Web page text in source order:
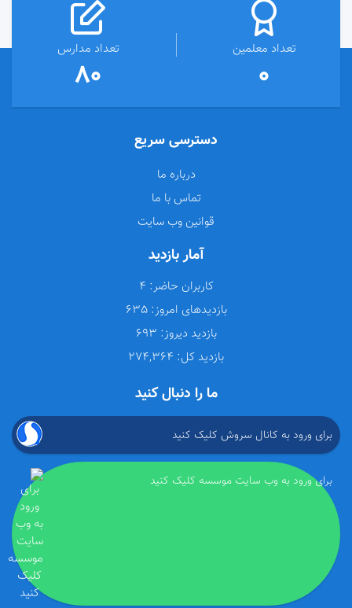
تعداد معلمین
0
تعداد مدارس
80
دسترسی سریع
درباره ما
تماس با ما
قوانین وب سایت
آمار بازدید
کاربران حاضر:
بازدیدهای امروز: 635
بازدید دیروز:
بازدید کل:
ما را دنبال کنید
برای ورود به کانال سروش کلیک کنید
برای ورود به وب سایت موسسه کلیک کنید